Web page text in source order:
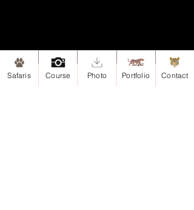
Safaris Course Photo Portfolio Contact